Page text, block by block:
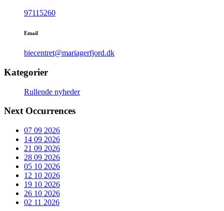
97115260
Email
biecentret@mariagerfjord.dk
Kategorier
Rullende nyheder
Next Occurrences
07 09 2026
14 09 2026
21 09 2026
28 09 2026
05 10 2026
12 10 2026
19 10 2026
26 10 2026
02 11 2026